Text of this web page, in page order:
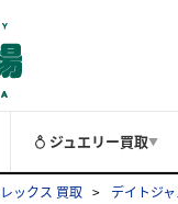
ジュエリー買取▼
ックス 買取 デイトジ